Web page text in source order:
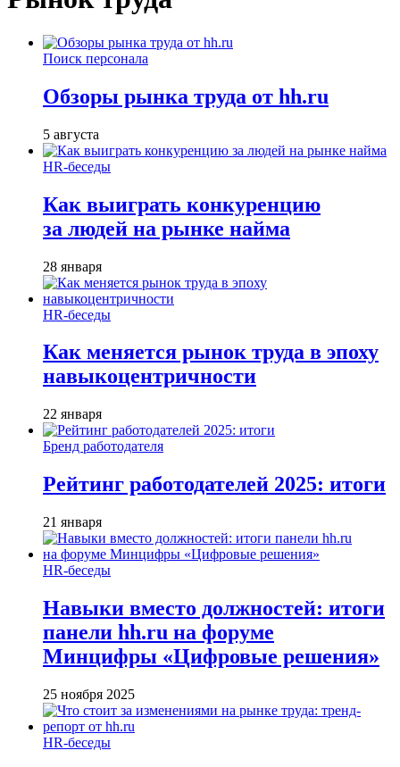
Поиск персонала
Обзоры рынка труда от hh.ru
5 августа
HR-беседы
Как выиграть конкуренцию
за людей на рынке найма
28 января
HR-беседы
Как меняется рынок труда в эпоху
навыкоцентричности
22 января
Бренд работодателя
Рейтинг работодателей 2025: итоги
21 января
HR-беседы
Навыки вместо должностей: итоги
панели hh.ru на форуме
Минцифры «Цифровые решения»
25 ноября 2025
HR-беседы